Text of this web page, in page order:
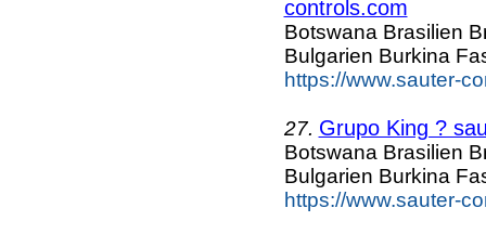
controls.com
Botswana Brasilien
Bulgarien Burkina
https://www.sauter-
27. Grupo King ?
Botswana Brasilien
Bulgarien Burkina
https://www.sauter-